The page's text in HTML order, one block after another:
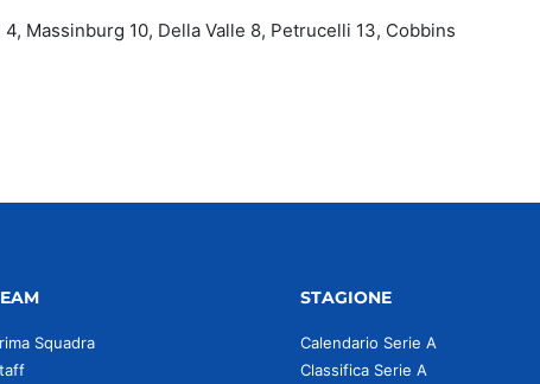
Massinburg 10, Della Valle 8, Petrucelli 13, Cobbins
Squadra
STAGIONE
Calendario Serie A
Classifica Serie A